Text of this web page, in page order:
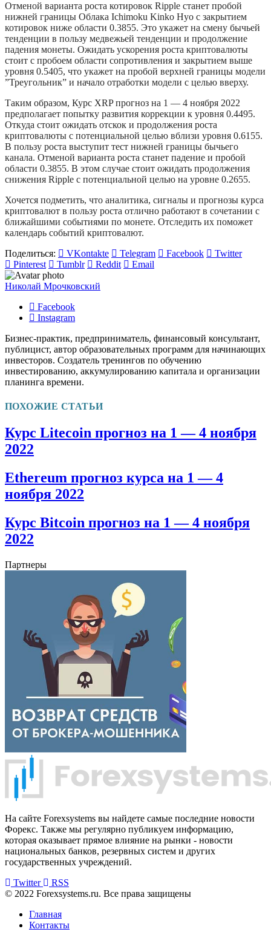
Отменой варианта роста котировок Ripple станет пробой
нижней границы Облака Ichimoku Kinko Hyo с закрытием
котировок ниже области 0.3855. Это укажет на смену бычьей
тенденции в пользу медвежьей тенденции и продолжение
падения монеты. Ожидать ускорения роста криптовалюты
стоит с пробоем области сопротивления и закрытием выше
уровня 0.5405, что укажет на пробой верхней границы модели
”Треугольник” и начало отработки модели с целью вверху.
Таким образом, Курс XRP прогноз на 1 — 4 ноября 2022
предполагает попытку развития коррекции к уровня 0.4495.
Откуда стоит ожидать отскок и продолжения роста
криптовалюты с потенциальной целью вблизи уровня 0.6155.
В пользу роста выступит тест нижней границы бычьего
канала. Отменой варианта роста станет падение и пробой
области 0.3855. В этом случае стоит ожидать продолжения
снижения Ripple с потенциальной целью на уровне 0.2655.
Хочется подметить, что аналитика, сигналы и прогнозы курса
криптовалют в пользу роста отлично работают в сочетании с
ближайшими событиями по монете. Отследить их поможет
календарь событий криптовалют.
Поделиться:
VKontakte Telegram Facebook
Twitter
Pinterest
Tumblr Reddit Email
Николай Мрочковский
Facebook
Instagram
Бизнес-практик, предприниматель, финансовый консультант,
публицист, автор образовательных программ для начинающих
инвесторов. Создатель тренингов по обучению
инвестированию, аккумулированию капитала и организации
планинга времени.
ПОХОЖИЕ СТАТЬИ
Курс Litecoin прогноз на 1 — 4 ноября
2022
Ethereum прогноз курса на 1 — 4
ноября 2022
Курс Bitcoin прогноз на 1 — 4 ноября
2022
Партнеры
На сайте Forexsystems вы найдете самые последние новости
Форекс. Также мы регулярно публикуем информацию,
которая оказывает прямое влияние на рынки - новости
национальных банков, резервных систем и других
государственных учреждений.
Twitter
RSS
© 2022 Forexsystems.ru. Все права защищены
Главная
Контакты